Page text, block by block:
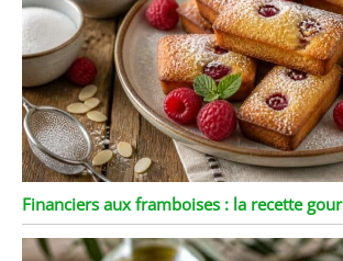
Financiers aux framboises : la recette